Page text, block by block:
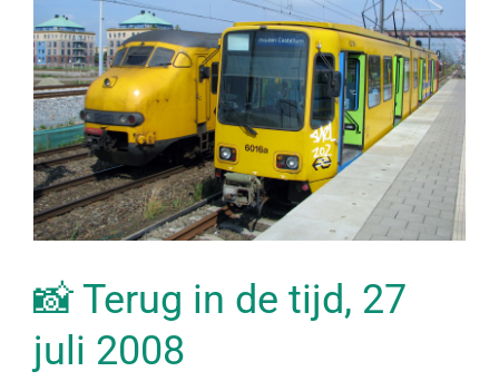
📸 Terug in de tijd, 27
juli 2008